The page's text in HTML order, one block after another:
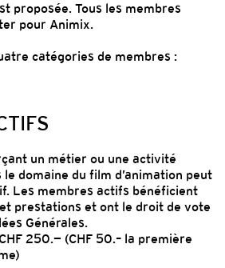
proposée. Tous les membres
pour Animix.
catégories de membres :
un métier ou une activité
domaine du film d’animation peut
Les membres actifs bénéficient
prestations et ont le droit de vote
Générales.
250.— (CHF 50.– la première